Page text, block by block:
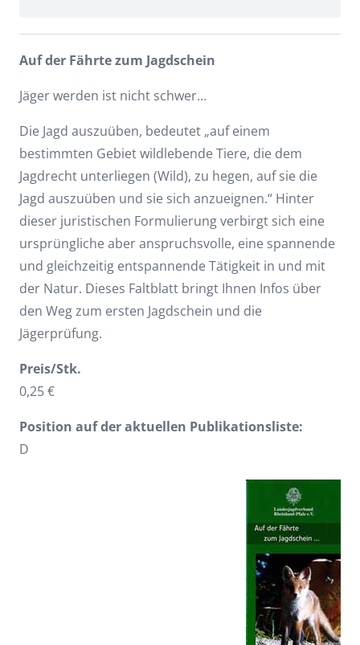
Auf der Fährte zum Jagdschein
Jäger werden ist nicht schwer…
Die Jagd auszuüben, bedeutet „auf einem
bestimmten Gebiet wildlebende Tiere, die dem
Jagdrecht unterliegen (Wild), zu hegen, auf sie die
Jagd auszuüben und sie sich anzueignen.“ Hinter
dieser juristischen Formulierung verbirgt sich eine
ursprüngliche aber anspruchsvolle, eine spannende
und gleichzeitig entspannende Tätigkeit in und mit
der Natur. Dieses Faltblatt bringt Ihnen Infos über
den Weg zum ersten Jagdschein und die
Jägerprüfung.
Preis/Stk.
0,25 €
Position auf der aktuellen Publikationsliste:
D